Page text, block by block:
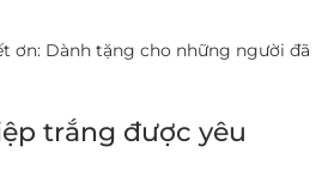
ơn: Dành tặng cho những người đã
trắng được yêu